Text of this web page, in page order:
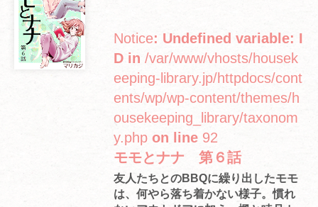
Notice: Undefined variable: I
D in /var/www/vhosts/housek
eeping-library.jp/httpdocs/cont
ents/wp/wp-content/themes/h
ousekeeping_library/taxonom
y.php on line 92
モモとナナ 第６話
友人たちとのBBQに繰り出したモモ
は、何やら落ち着かない様子。慣れ